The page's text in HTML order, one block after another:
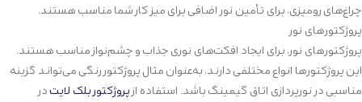
چراغ‌های رومیزی، برای تأمین نور اضافی برای میز کار شما مناسب هستند.
پروژکتورهای نور
پروژکتورهای نور، برای ایجاد افکت‌های نوری جذاب و چشم‌نواز مناسب هستند.
این پروژکتورها انواع مختلفی دارند، به‌عنوان مثال پروژکتور رنگی می‌تواند گزینه
مناسبی در نورپردازی اتاق گیمینگ باشد. استفاده ازپروژکتور بلک لایتدر